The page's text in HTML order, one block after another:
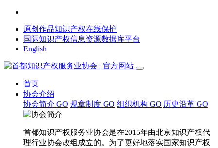
原创作品知识产权在线保护
国际知识产权信息资源数据库平台
English
首页
协会介绍
协会简介 GO 规章制度 GO 组织机构 GO 历史沿革 GO
首都知识产权服务业协会是在2015年由北京知识产权代
理行业协会改组成立的。为了更好地落实国家知识产权